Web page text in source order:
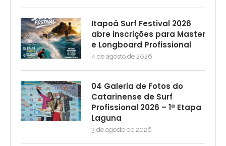
Itapoá Surf Festival 2026
abre inscrições para Master
e Longboard Profissional
4 de agosto de 2026
04 Galeria de Fotos do
Catarinense de Surf
Profissional 2026 – 1ª Etapa
Laguna
3 de agosto de 2026